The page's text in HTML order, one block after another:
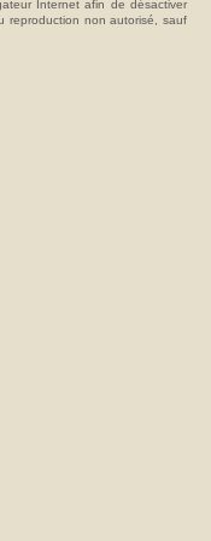
Internet afin de désactiver
reproduction non autorisé, sauf